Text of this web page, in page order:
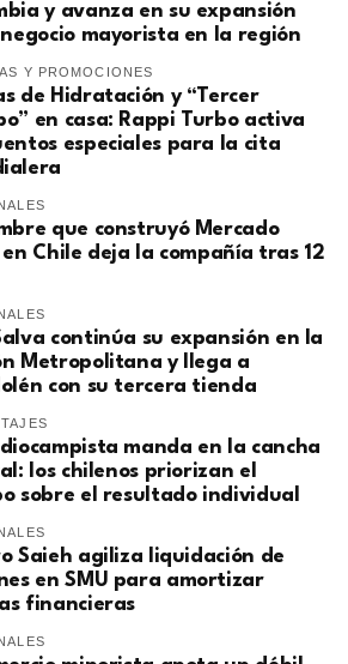
y avanza en su expansión
mayorista en la región
Y PROMOCIONES
de Hidratación y “Tercer
en casa: Rappi Turbo activa
especiales para la cita
que construyó Mercado
en Chile deja la compañía tras 12
continúa su expansión en la
Metropolitana y llega a
con su tercera tienda
manda en la cancha
los chilenos priorizan el
sobre el resultado individual
Saieh agiliza liquidación de
en SMU para amortizar
financieras